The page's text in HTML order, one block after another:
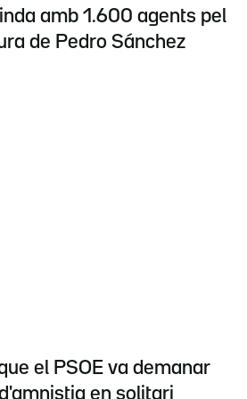
amb 1.600 agents pel
de Pedro Sánchez
el PSOE va demanar
en solitari